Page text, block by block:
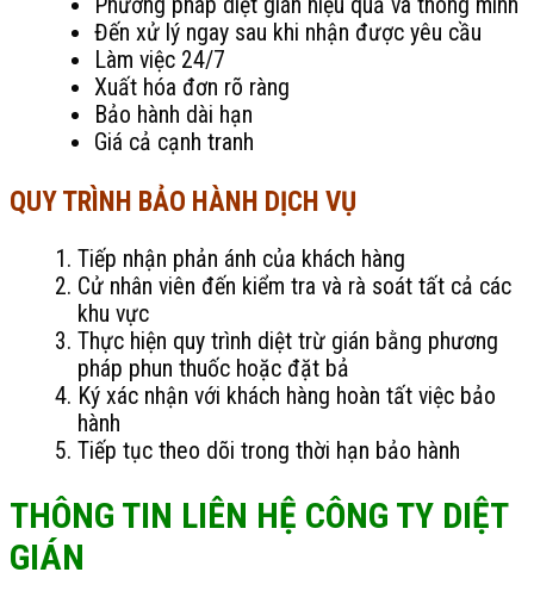
Phương pháp diệt gián hiệu quả và thông minh
Đến xử lý ngay sau khi nhận được yêu cầu
Làm việc 24/7
Xuất hóa đơn rõ ràng
Bảo hành dài hạn
Giá cả cạnh tranh
QUY TRÌNH BẢO HÀNH DỊCH VỤ
Tiếp nhận phản ánh của khách hàng
Cử nhân viên đến kiểm tra và rà soát tất cả các
khu vực
Thực hiện quy trình diệt trừ gián bằng phương
pháp phun thuốc hoặc đặt bả
Ký xác nhận với khách hàng hoàn tất việc bảo
hành
Tiếp tục theo dõi trong thời hạn bảo hành
THÔNG TIN LIÊN HỆ CÔNG TY DIỆT
GIÁN